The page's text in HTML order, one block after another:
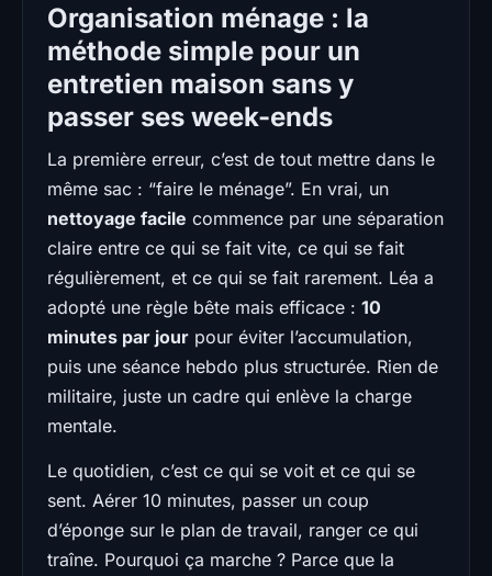
Organisation ménage : la
méthode simple pour un
entretien maison sans y
passer ses week-ends
La première erreur, c’est de tout mettre dans le
même sac : “faire le ménage”. En vrai, un
nettoyage facile commence par une séparation
claire entre ce qui se fait vite, ce qui se fait
régulièrement, et ce qui se fait rarement. Léa a
adopté une règle bête mais efficace : 10
minutes par jour pour éviter l’accumulation,
puis une séance hebdo plus structurée. Rien de
militaire, juste un cadre qui enlève la charge
mentale.
Le quotidien, c’est ce qui se voit et ce qui se
sent. Aérer 10 minutes, passer un coup
d’éponge sur le plan de travail, ranger ce qui
traîne. Pourquoi ça marche ? Parce que la